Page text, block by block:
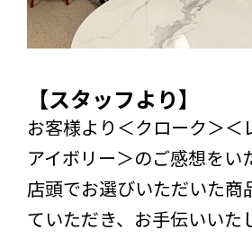
【スタッフより】
お客様より＜クローク＞
アイボリー＞のご感想をい
店頭でお選びいただいた商
ていただき、お手伝いいた